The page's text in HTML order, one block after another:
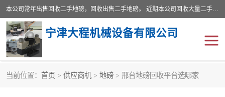
本公司常年出售回收二手地磅，回收出售二手地磅。 近期本公司回收大量二手地磅，型号齐全，宽度从2米到3.5米，长度5米到25米，承重吨位从10到200吨，成色7—9成新。 ? 使用年限6个月至2年，产品来源于个人闲置品，工矿企业停用品，因小换大而来。 精准度和新的一样， 二手地磅是内行人的选择，打个电话就省钱朋友您好等什么
宁津大程机械设备有限公司
当前位置： 首页 > 供应商机 > 地磅 > 邢台地磅回收平台选哪家